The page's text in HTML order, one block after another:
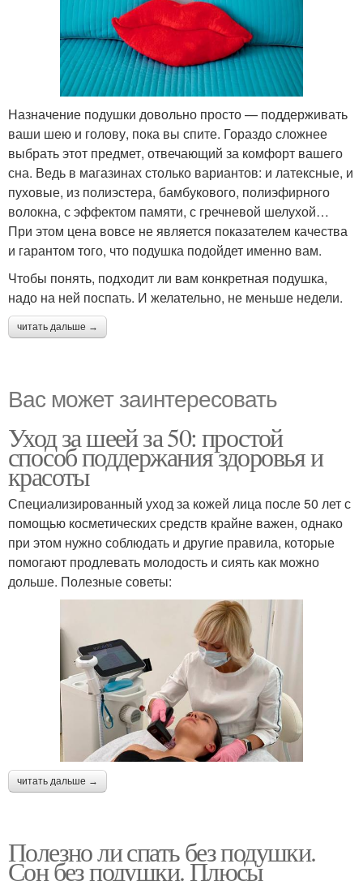
Назначение подушки довольно просто — поддерживать
ваши шею и голову, пока вы спите. Гораздо сложнее
выбрать этот предмет, отвечающий за комфорт вашего
сна. Ведь в магазинах столько вариантов: и латексные, и
пуховые, из полиэстера, бамбукового, полиэфирного
волокна, с эффектом памяти, с гречневой шелухой…
При этом цена вовсе не является показателем качества
и гарантом того, что подушка подойдет именно вам.
Чтобы понять, подходит ли вам конкретная подушка,
надо на ней поспать. И желательно, не меньше недели.
читать дальше →
Вас может заинтересовать
Уход за шеей за 50: простой
способ поддержания здоровья и
красоты
Специализированный уход за кожей лица после 50 лет с
помощью косметических средств крайне важен, однако
при этом нужно соблюдать и другие правила, которые
помогают продлевать молодость и сиять как можно
дольше. Полезные советы:
читать дальше →
Полезно ли спать без подушки.
Сон без подушки. Плюсы